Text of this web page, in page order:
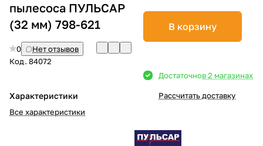
пылесоса ПУЛЬСАР
(32 мм) 798-621
0
Нет отзывов
Код. 84072
Характеристики
Все характеристики
В корзину
Достаточнов 2 магазинах
Рассчитать доставку
Сегодня
25
% картой любого банка